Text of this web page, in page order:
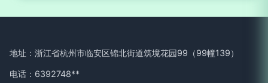
地址：浙江省杭州市临安区锦北街道筑境花园99（99幢139）
电话：6392748**